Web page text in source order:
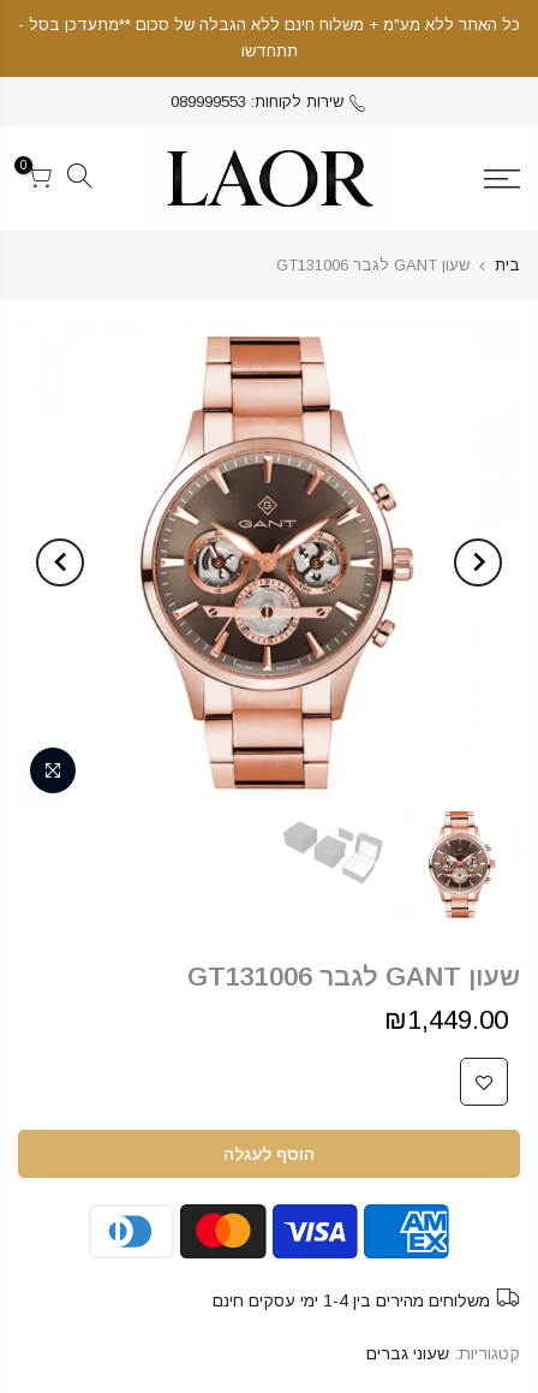
כל האתר ללא מע"מ + משלוח חינם ללא הגבלה של סכום **מתעדכן בסל -
תתחדשו
שירות לקוחות: 089999553
0
בית שעון GANT לגבר GT131006
שעון GANT לגבר GT131006
₪1,449.00
הוסף לעגלה
משלוחים מהירים בין 1-4 ימי עסקים חינם
קטגוריות: שעוני גברים